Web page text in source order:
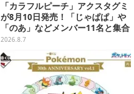
「カラフルピーチ」アクスタグミ
が8月10日発売！「じゃぱぱ」や
「のあ」などメンバー11名と集合
デザイン全15種、ボールチェーン
付きでアクセサリーにも
2026.8.7